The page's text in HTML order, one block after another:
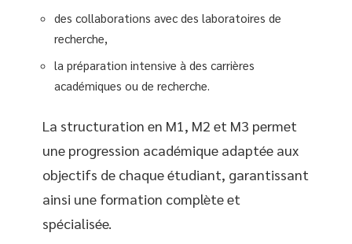
des collaborations avec des laboratoires de
recherche,
la préparation intensive à des carrières
académiques ou de recherche.
La structuration en M1, M2 et M3 permet
une progression académique adaptée aux
objectifs de chaque étudiant, garantissant
ainsi une formation complète et
spécialisée.